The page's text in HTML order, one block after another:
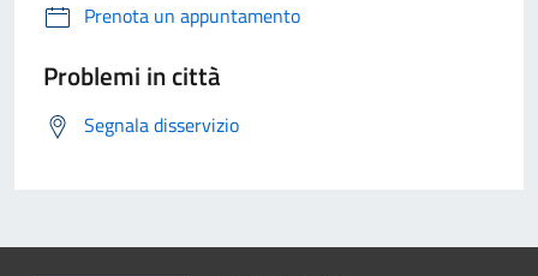
Prenota un appuntamento
Problemi in città
Segnala disservizio